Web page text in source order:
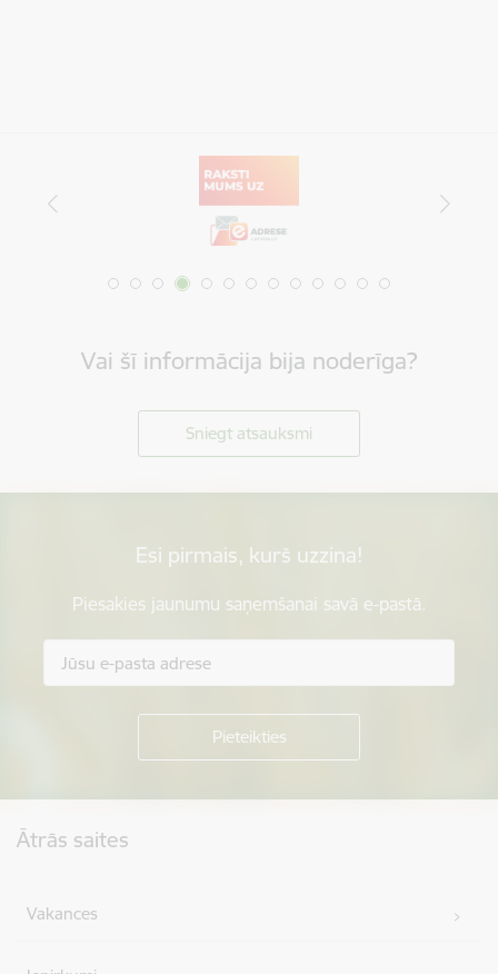
Vai šī informācija bija noderīga?
Sniegt atsauksmi
Esi pirmais, kurš uzzina!
Piesakies jaunumu saņemšanai savā e-pastā.
Ātrās saites
Vakances